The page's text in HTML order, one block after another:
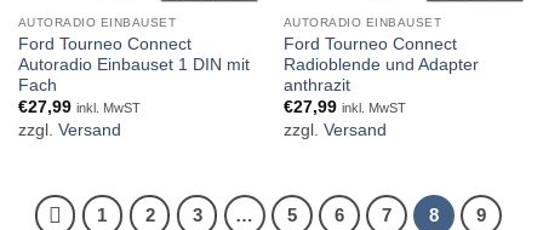
AUTORADIO EINBAUSET
Ford Tourneo Connect
Autoradio Einbauset 1 DIN mit
Fach
€27,99 inkl. MwST
zzgl. Versand
AUTORADIO EINBAUSET
Ford Tourneo Connect
Radioblende und Adapter
anthrazit
€27,99 inkl. MwST
zzgl. Versand
1 2 3 … 5 6 7 8 9